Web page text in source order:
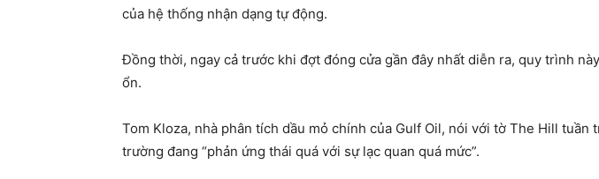
của hệ thống nhận dạng tự động.
Đồng thời, ngay cả trước khi đợt đóng cửa gần đây nhất diễn ra, quy trình
ổn.
Tom Kloza, nhà phân tích dầu mỏ chính của Gulf Oil, nói với tờ The Hill tuần
trường đang “phản ứng thái quá với sự lạc quan quá mức”.